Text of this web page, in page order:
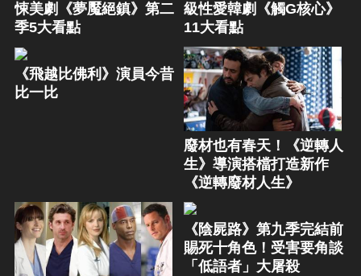
悚美劇《夢魘絕鎮》第二
季5大看點
級性愛韓劇《觸G核心》
11大看點
《飛越比佛利》演員今昔
比一比
廢材也有春天！《逆轉人
生》導演搭檔打造新作
《逆轉廢材人生》
《陰屍路》第九季完結前
賜死十角色！受害要角談
「低語者」大屠殺